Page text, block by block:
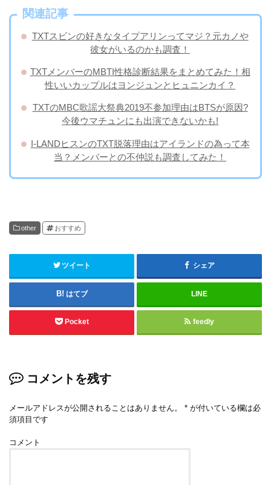
関連記事
TXTスビンの好きなタイプアリンってマジ？元カノや
彼女がいるのかも調査！
TXTメンバーのMBTI性格診断結果をまとめてみた！相
性いいカップルはヨンジュンとヒュニンカイ？
TXTのMBC歌謡大祭典2019不参加理由はBTSが原因?
今後ウマチュンにも出演できないかも!
I-LANDヒスンのTXT脱落理由はアイランドの為って本
当？メンバーとの不仲説も調査してみた！
other おすすめ
ツイート シェア
はてブ LINE
Pocket feedly
コメントを残す
メールアドレスが公開されることはありません。 * が付いている欄は必
須項目です
コメント